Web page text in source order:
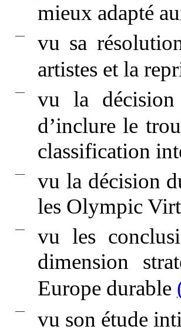
mieux adapté
—
vu sa
artistes et la
—
vu la décision
d’inclure le
classification
—
vu la décision
les Olympic
—
vu les
dimension
Europe durable
— vu son étude